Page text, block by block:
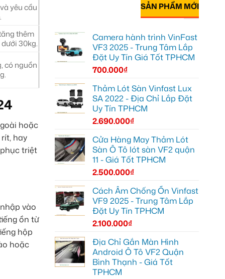
yêu cầu
thêm
30kg.
có nguồn
hoặc
hay
triệt
vào
ồn từ
hộp
hoặc
SẢN PHẨM MỚI
Camera hành trình VinFast
VF3 2025 - Trung Tâm Lắp
Đặt Uy Tín Giá Tốt TPHCM
700.000₫
Thảm Lót Sàn Vinfast Lux
SA 2022 - Địa Chỉ Lắp Đặt
Uy Tín TPHCM
2.690.000₫
Cửa Hàng May Thảm Lót
Sàn Ô Tô lót sàn VF2 quận
11 - Giá Tốt TPHCM
2.500.000₫
Cách Âm Chống Ồn Vinfast
VF9 2025 - Trung Tâm Lắp
Đặt Uy Tín TPHCM
2.100.000₫
Địa Chỉ Gắn Màn Hình
Android Ô Tô VF2 Quận
Bình Thạnh - Giá Tốt
TPHCM